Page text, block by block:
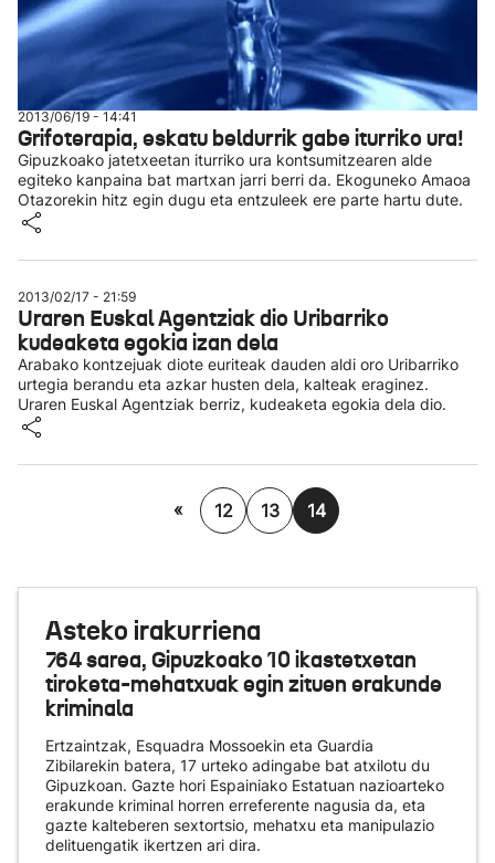
2013/06/19 - 14:41
Grifoterapia, eskatu beldurrik gabe iturriko ura!
Gipuzkoako jatetxeetan iturriko ura kontsumitzearen alde
egiteko kanpaina bat martxan jarri berri da. Ekoguneko Amaoa
Otazorekin hitz egin dugu eta entzuleek ere parte hartu dute.
2013/02/17 - 21:59
Uraren Euskal Agentziak dio Uribarriko
kudeaketa egokia izan dela
Arabako kontzejuak diote euriteak dauden aldi oro Uribarriko
urtegia berandu eta azkar husten dela, kalteak eraginez.
Uraren Euskal Agentziak berriz, kudeaketa egokia dela dio.
« 12 13 14
Asteko irakurriena
764 sarea, Gipuzkoako 10 ikastetxetan
tiroketa-mehatxuak egin zituen erakunde
kriminala
Ertzaintzak, Esquadra Mossoekin eta Guardia
Zibilarekin batera, 17 urteko adingabe bat atxilotu du
Gipuzkoan. Gazte hori Espainiako Estatuan nazioarteko
erakunde kriminal horren erreferente nagusia da, eta
gazte kalteberen sextortsio, mehatxu eta manipulazio
delituengatik ikertzen ari dira.